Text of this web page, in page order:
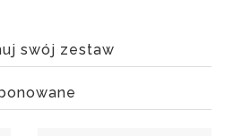
swój zestaw